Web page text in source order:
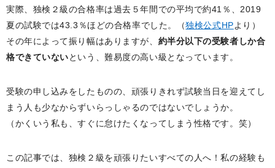
実際、独検２級の合格率は過去５年間での平均で約41％、2019
夏の試験では43.3％ほどの合格率でした。（独検公式HPより）
その年によって振り幅はありますが、 約半分以下の受験者しか合
格できていないという、難易度の高い級となっています。
受験の申し込みをしたものの、頑張りきれず試験当日を迎えてし
まう人も少なからずいらっしゃるのではないでしょうか。
（かくいう私も、すぐに怠けたくなってしまう性格です。笑）
この記事では、独検２級を頑張りたいすべての人へ！私の経験も